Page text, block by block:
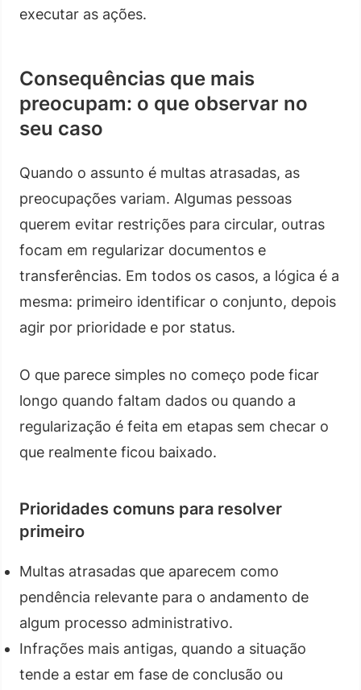
executar as ações.
Consequências que mais
preocupam: o que observar no
seu caso
Quando o assunto é multas atrasadas, as
preocupações variam. Algumas pessoas
querem evitar restrições para circular, outras
focam em regularizar documentos e
transferências. Em todos os casos, a lógica é a
mesma: primeiro identificar o conjunto, depois
agir por prioridade e por status.
O que parece simples no começo pode ficar
longo quando faltam dados ou quando a
regularização é feita em etapas sem checar o
que realmente ficou baixado.
Prioridades comuns para resolver
primeiro
Multas atrasadas que aparecem como
pendência relevante para o andamento de
algum processo administrativo.
Infrações mais antigas, quando a situação
tende a estar em fase de conclusão ou